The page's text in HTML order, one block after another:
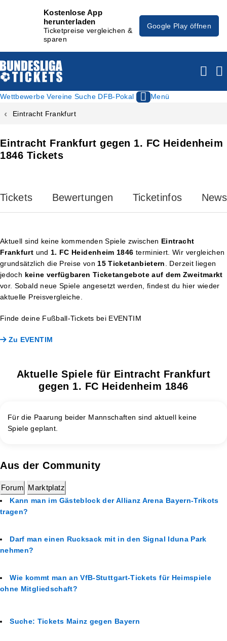
Kostenlose App
herunterladen
Ticketpreise vergleichen &
sparen
Google Play öffnen
Wettbewerbe Vereine Suche DFB-Pokal Menü
Eintracht Frankfurt gegen 1. FC Heidenheim
1846 Tickets
Eintracht Frankfurt
Tickets Bewertungen Ticketinfos News
Aktuell sind keine kommenden Spiele zwischen Eintracht
Frankfurt und 1. FC Heidenheim 1846 terminiert. Wir vergleichen
grundsätzlich die Preise von15 Ticketanbietern. Derzeit liegen
jedoch keine verfügbaren Ticketangebote auf dem Zweitmarkt
vor. Sobald neue Spiele angesetzt werden, findest du hier wieder
aktuelle Preisvergleiche.
Finde deine Fußball-Tickets bei EVENTIM
Zu EVENTIM
Aktuelle Spiele für Eintracht Frankfurt
gegen 1. FC Heidenheim 1846
Für die Paarung beider Mannschaften sind aktuell keine
Spiele geplant.
Aus der Community
Forum Marktplatz
Kann man im Gästeblock der Allianz Arena Bayern-Trikots
tragen?
Darf man einen Rucksack mit in den Signal Iduna Park
nehmen?
Wie kommt man an VfB-Stuttgart-Tickets für Heimspiele
ohne Mitgliedschaft?
Suche: Tickets Mainz gegen Bayern